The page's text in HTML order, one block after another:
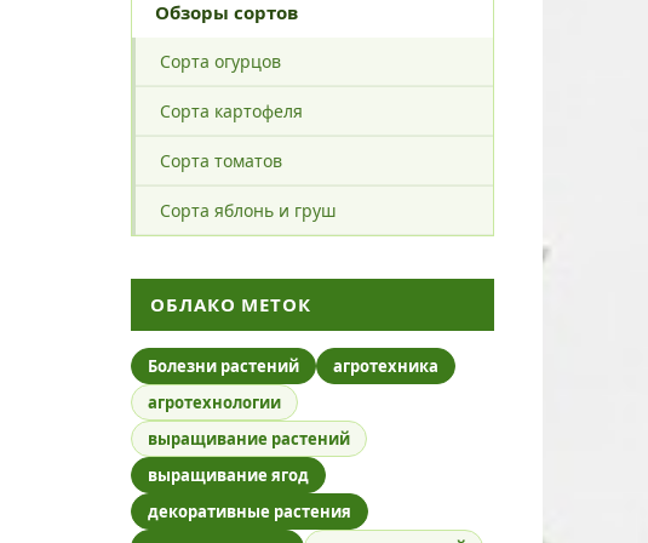
Обзоры сортов
Сорта огурцов
Сорта картофеля
Сорта томатов
Сорта яблонь и груш
ОБЛАКО МЕТОК
Болезни растений
агротехника
агротехнологии
выращивание растений
выращивание ягод
декоративные растения